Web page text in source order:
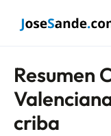
Resumen
criba
de